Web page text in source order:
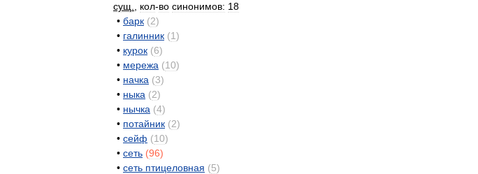
сущ
кол-во синонимов: 18
• барк (2)
• галинник (1)
• курок (6)
• мережа (10)
• начка (3)
• ныка (2)
• нычка (4)
• потайник (2)
• сейф (10)
• сеть (96)
• сеть птицеловная (5)